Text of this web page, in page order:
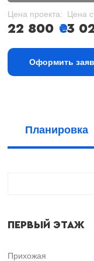
Цена проекта:
22 800 ₴
Цена
3
Оформить
Планировка
ПЕРВЫЙ ЭТАЖ
Прихожая